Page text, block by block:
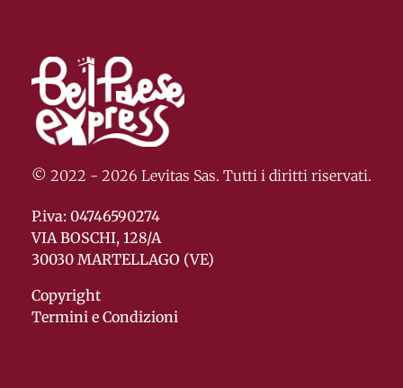
© 2022 - 2026 Levitas Sas. Tutti i diritti riservati.
P.iva: 04746590274
VIA BOSCHI, 128/A
30030 MARTELLAGO (VE)
Copyright
Termini e Condizioni